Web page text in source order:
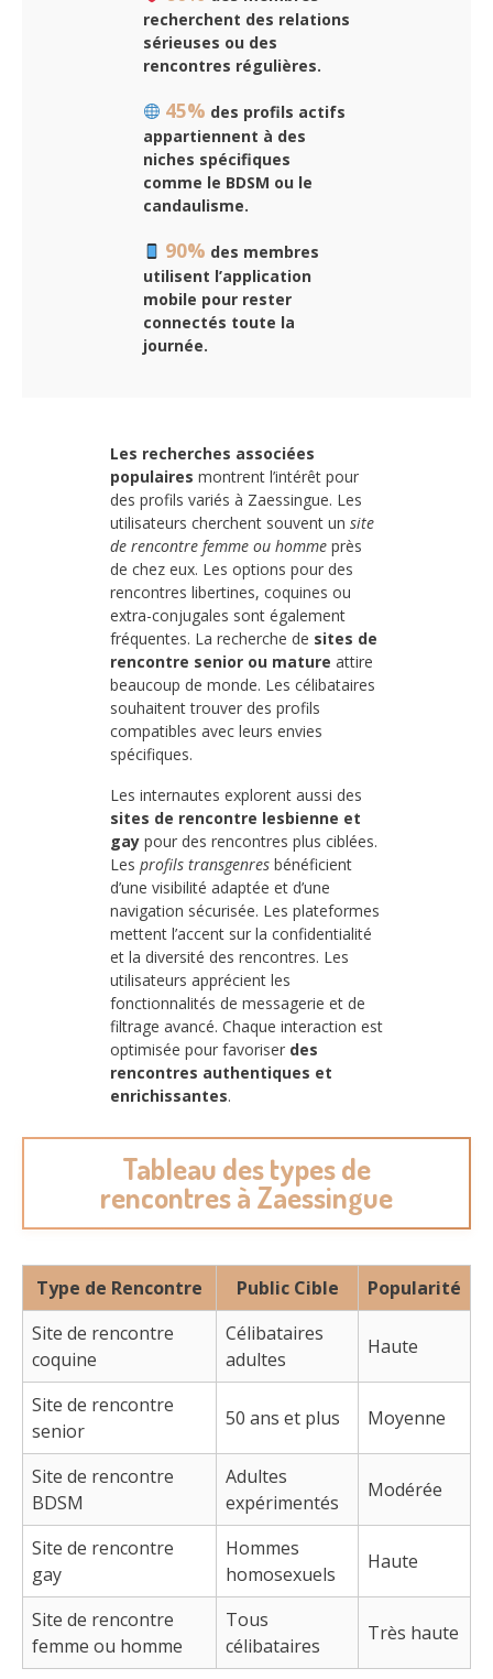
recherchent des relations
sérieuses ou des
rencontres régulières.
45% des profils actifs
appartiennent à des
niches spécifiques
comme le BDSM ou le
candaulisme.
90% des membres
utilisent l’application
mobile pour rester
connectés toute la
journée.
Les recherches associées
populaires montrent l’intérêt pour
des profils variés à Zaessingue. Les
utilisateurs cherchent souvent un site
de rencontre femme ou homme près
de chez eux. Les options pour des
rencontres libertines, coquines ou
extra-conjugales sont également
fréquentes. La recherche de sites de
rencontre senior ou mature attire
beaucoup de monde. Les célibataires
souhaitent trouver des profils
compatibles avec leurs envies
spécifiques.
Les internautes explorent aussi des
sites de rencontre lesbienne et
gay pour des rencontres plus ciblées.
Les profils transgenres bénéficient
d’une visibilité adaptée et d’une
navigation sécurisée. Les plateformes
mettent l’accent sur la confidentialité
et la diversité des rencontres. Les
utilisateurs apprécient les
fonctionnalités de messagerie et de
filtrage avancé. Chaque interaction est
optimisée pour favoriser des
rencontres authentiques et
enrichissantes.
Tableau des types de
rencontres à Zaessingue
Type de Rencontre Public Cible
Popularité
Site de rencontre
coquine
Célibataires
adultes
Haute
Site de rencontre
senior
50 ans et plus Moyenne
Site de rencontre
BDSM
Adultes
expérimentés
Modérée
Site de rencontre
gay
Hommes
homosexuels
Haute
Site de rencontre
femme ou homme
Tous
célibataires
Très haute